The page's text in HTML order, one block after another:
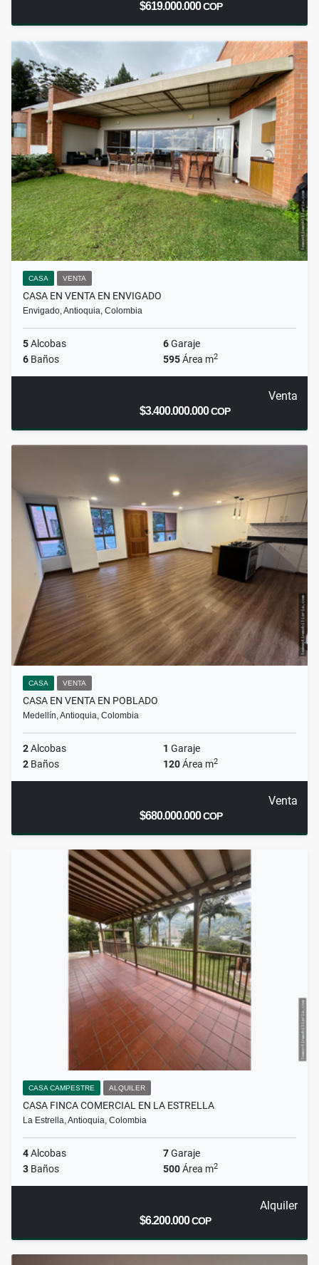
$619.000.000COP
CASA VENTA
CASA EN VENTA EN ENVIGADO
Envigado, Antioquia, Colombia
5Alcobas 6Garaje
6 Baños 595Área m2
Venta
$3.400.000.000COP
CASA VENTA
CASA EN VENTA EN POBLADO
Medellín, Antioquia, Colombia
2Alcobas 1 Garaje
2 Baños 120Área m2
Venta
$680.000.000COP
CASA CAMPESTRE ALQUILER
CASA FINCA COMERCIAL EN LA ESTRELLA
La Estrella, Antioquia, Colombia
4Alcobas 7Garaje
3 Baños 500Área m2
Alquiler
$6.200.000COP